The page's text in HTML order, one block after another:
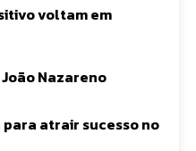
voltam em
Nazareno
para atrair sucesso no